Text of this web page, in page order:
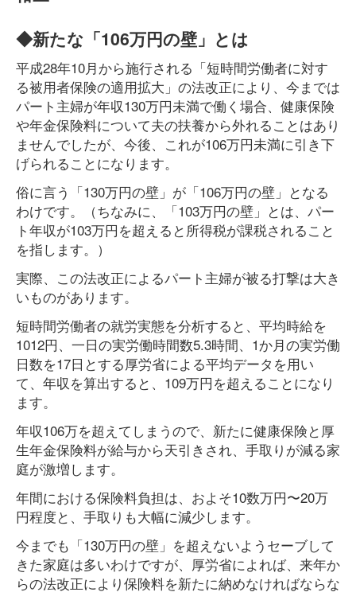
◆新たな「106万円の壁」とは
平成28年10月から施行される「短時間労働者に対す
る被用者保険の適用拡大」の法改正により、今までは
パート主婦が年収130万円未満で働く場合、健康保険
や年金保険料について夫の扶養から外れることはあり
ませんでしたが、今後、これが106万円未満に引き下
げられることになります。
俗に言う「130万円の壁」が「106万円の壁」となる
わけです。（ちなみに、「103万円の壁」とは、パー
ト年収が103万円を超えると所得税が課税されること
を指します。）
実際、この法改正によるパート主婦が被る打撃は大き
いものがあります。
短時間労働者の就労実態を分析すると、平均時給を
1012円、一日の実労働時間数5.3時間、1か月の実労働
日数を17日とする厚労省による平均データを用い
て、年収を算出すると、109万円を超えることになり
ます。
年収106万を超えてしまうので、新たに健康保険と厚
生年金保険料が給与から天引きされ、手取りが減る家
庭が激増します。
年間における保険料負担は、およそ10数万円〜20万
円程度と、手取りも大幅に減少します。
今までも「130万円の壁」を超えないようセーブして
きた家庭は多いわけですが、厚労省によれば、来年か
らの法改正により保険料を新たに納めなければならな